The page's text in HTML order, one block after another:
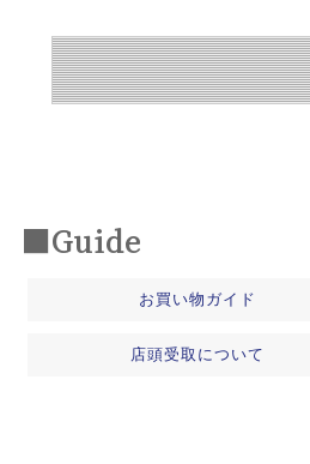
■Guide
お買い物ガイド
店頭受取について